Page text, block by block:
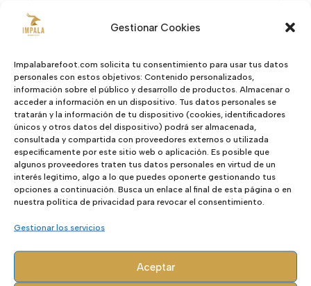
Gestionar Cookies
Impalabarefoot.com solicita tu consentimiento para usar tus datos
personales con estos objetivos: Contenido personalizados,
información sobre el público y desarrollo de productos. Almacenar o
acceder a información en un dispositivo. Tus datos personales se
tratarán y la información de tu dispositivo (cookies, identificadores
únicos y otros datos del dispositivo) podrá ser almacenada,
consultada y compartida con proveedores externos o utilizada
específicamente por este sitio web o aplicación. Es posible que
algunos proveedores traten tus datos personales en virtud de un
interés legítimo, algo a lo que puedes oponerte gestionando tus
opciones a continuación. Busca un enlace al final de esta página o en
nuestra política de privacidad para revocar el consentimiento.
Gestionar los servicios
Aceptar
No hay valoraciones aún.
Sé el primero en valorar “Disco”
Tu dirección de correo electrónico no
será publicada. Los campos
obligatorios están marcados con *